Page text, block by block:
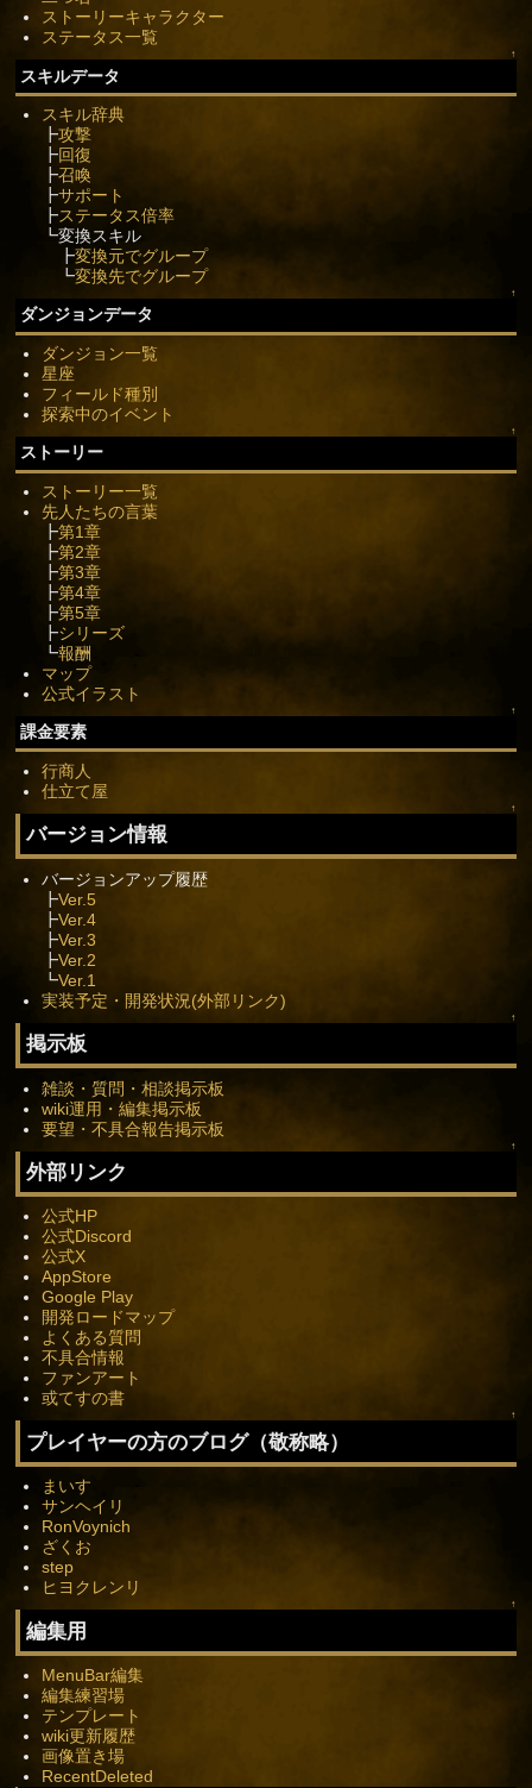
ストーリーキャラクター
ステータス一覧
↑
スキルデータ
スキル辞典
┣攻撃
┣回復
┣召喚
┣サポート
┣ステータス倍率
┗変換スキル
┣変換元でグループ
┗変換先でグループ
↑
ダンジョンデータ
ダンジョン一覧
星座
フィールド種別
探索中のイベント
↑
ストーリー
ストーリー一覧
先人たちの言葉
┣第1章
┣第2章
┣第3章
┣第4章
┣第5章
┣シリーズ
┗報酬
マップ
公式イラスト
↑
課金要素
行商人
仕立て屋
↑
バージョン情報
バージョンアップ履歴
┣Ver.5
┣Ver.4
┣Ver.3
┣Ver.2
┗Ver.1
実装予定・開発状況(外部リンク)
↑
掲示板
雑談・質問・相談掲示板
wiki運用・編集掲示板
要望・不具合報告掲示板
↑
外部リンク
公式HP
公式Discord
公式X
AppStore
Google Play
開発ロードマップ
よくある質問
不具合情報
ファンアート
或てすの書
↑
プレイヤーの方のブログ（敬称略）
まいす
サンヘイリ
RonVoynich
ざくお
step
ヒヨクレンリ
↑
編集用
MenuBar編集
編集練習場
テンプレート
wiki更新履歴
画像置き場
RecentDeleted